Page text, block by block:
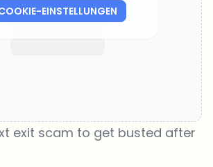
EINSTELLUNGEN
exit scam to get busted after